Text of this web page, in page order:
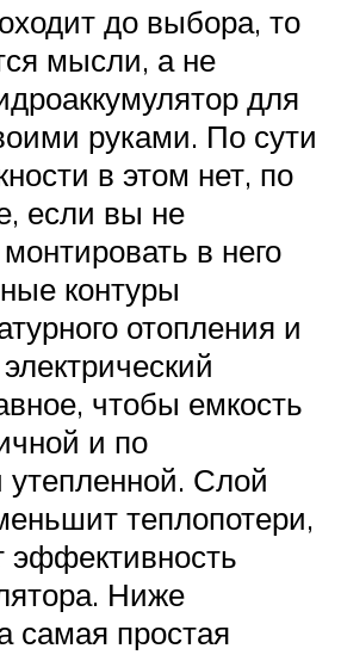
до выбора, то
мысли, а не
для
руками. По сути
в этом нет, по
если вы не
в него
контуры
отопления и
чтобы емкость
и по
утепленной. Слой
теплопотери,
эффективность
Ниже
самая простая